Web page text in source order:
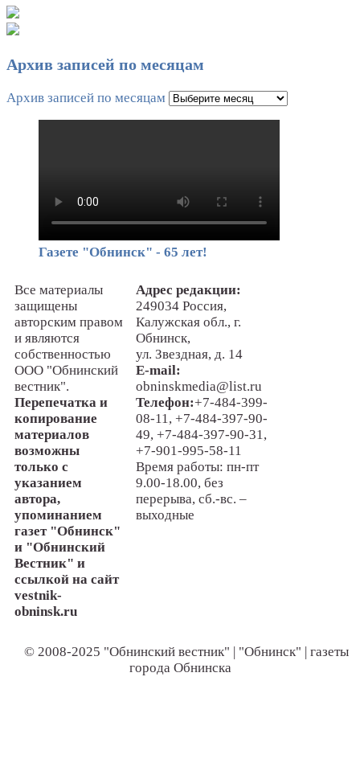
Архив записей по месяцам
Архив записей по месяцам
Газете "Обнинск" - 65 лет!
Все материалы
защищены
авторским правом
и являются
собственностью
ООО "Обнинский
вестник".
Перепечатка и
копирование
материалов
возможны
только с
указанием
автора,
упоминанием
газет "Обнинск"
и "Обнинский
Вестник" и
ссылкой на сайт
vestnik-
obninsk.ru
Адрес редакции:
249034 Россия,
Калужская обл., г.
Обнинск,
ул. Звездная, д. 14
E-mail:
obninskmedia@list.ru
Телефон:+7-484-399-
08-11, +7-484-397-90-
49, +7-484-397-90-31,
+7-901-995-58-11
Время работы: пн-пт
9.00-18.00, без
перерыва, сб.-вс. –
выходные
© 2008-2025 "Обнинский вестник" | "Обнинск" | газеты
города Обнинска